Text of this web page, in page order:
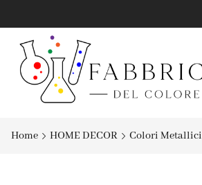
Home HOME DECOR Colori Metallici